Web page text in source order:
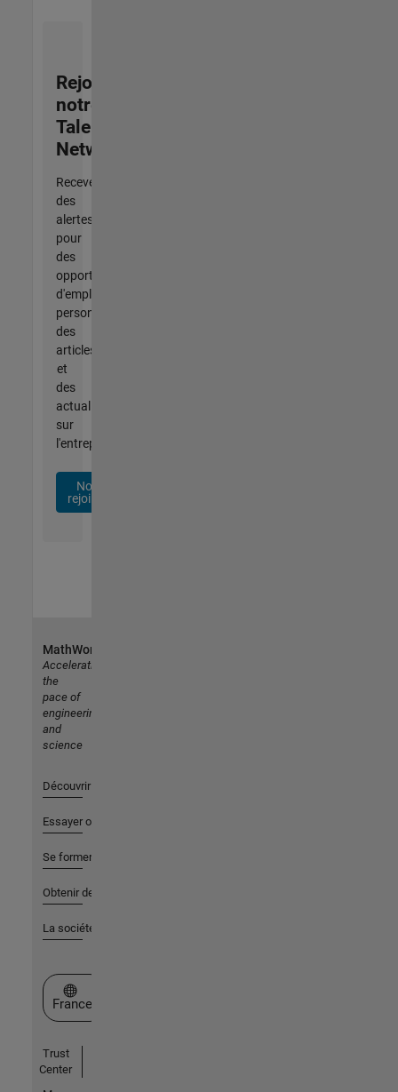
Rejoignez
notre
Talent
Network
Recevez
des
alertes
pour
des
opportunités
d'emploi
personnalisées,
des
articles
et
des
actualités
sur
l'entreprise.
Nous
rejoindre
MathWorks
Accelerating
the
pace of
engineering
and
science
Découvrir les produits
Essayer ou acheter
Se former
Obtenir de l'aide
La société
Sélectionner un site web
France
Trust
Center